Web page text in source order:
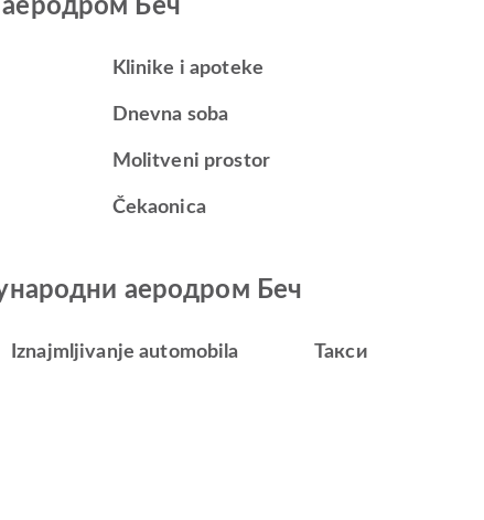
Беч
Klinike i apoteke
Dnevna soba
Molitveni prostor
Čekaonica
аеродром Беч
Iznajmljivanje automobila Такси